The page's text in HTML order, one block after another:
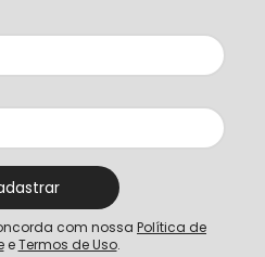
com nossa Política de
e Termos de Uso.